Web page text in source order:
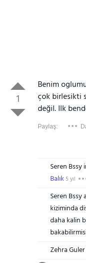
1
Benim
çok birlesikti
değil. Ilk
Paylaş:
Seren
Balık 5 yıl
Seren
kiziminda
daha kalin
Zehra